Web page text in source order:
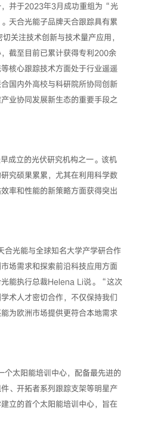
并于2023年3月成功重组为“光
天合光能子品牌天合跟踪具有累
关注技术创新与技术量产应用，
截至目前已累计获得专利200余
核心跟踪技术方面处于行业遥遥
国内外高校与科研院所协同创新
业协同发展新生态的重要手段之
成立的光伏研究机构之一。该机
究硕果累累，尤其在利用科学数
率和性能的新策略方面获得突出
光能与全球知名大学产学研合作
场需求和探索前沿科技应用方面
能执行总裁Helena Li说。“这次
术人才密切合作，不仅保持我们
为欧洲市场提供更符合本地需求
太阳能培训中心，配备最先进的
、开拓者系列跟踪支架等明星产
立的首个太阳能培训中心，旨在